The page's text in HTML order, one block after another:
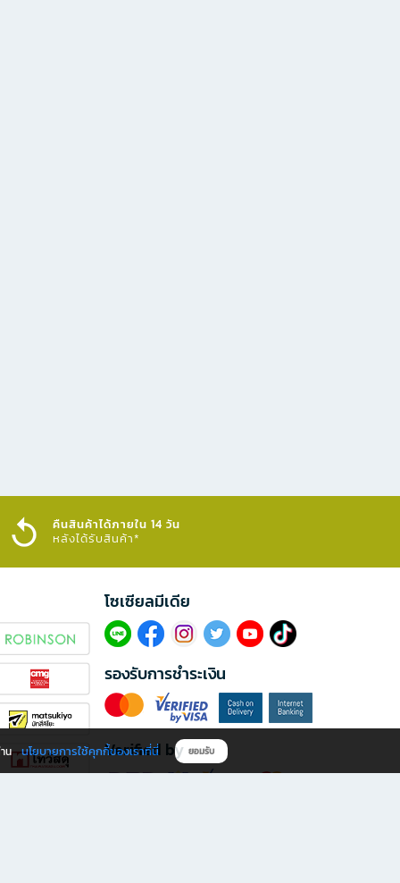
คืนสินค้าได้ภายใน 14 วัน
หลังได้รับสินค้า*
โซเซียลมีเดีย​
รองรับการชำระเงิน
Verified by
น นโยบายการใช้คุกกี้ของเราที่นี่ ยอมรับ